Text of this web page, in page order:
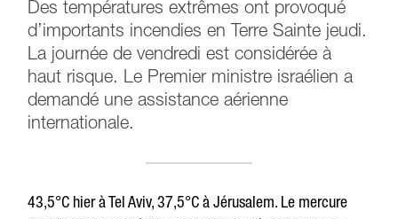
Des températures extrêmes ont provoqué
d’importants incendies en Terre Sainte jeudi.
La journée de vendredi est considérée à
haut risque. Le Premier ministre israélien a
demandé une assistance aérienne
internationale.
43,5°C hier à Tel Aviv, 37,5°C à Jérusalem. Le mercure